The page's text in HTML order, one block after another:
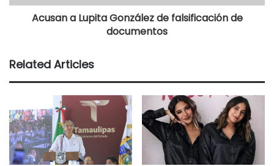
Acusan a Lupita González de falsificación de
documentos
Related Articles